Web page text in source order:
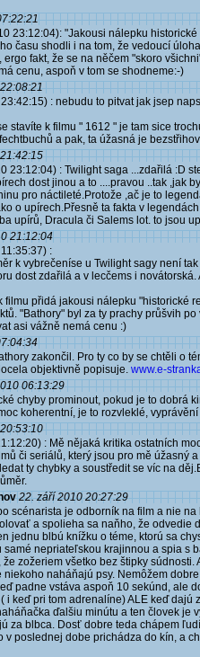
23:12:04): "Jakousi nálepku
času shodli i na tom, že vedoucí
fakt, že se na něčem "skoro
cenu, aspoň v tom se shodneme:-)
: nebudu to pitvat jak jsep
stavíte k filmu " 1612 " je tam sice
a pak, ta úžasná je
23:12:04) : Twilight saga ...zdařilá :D
dost jinou a to ....pravou ..tak ,jak
pro náctileté.Protože ,ač je to
o upírech.Přesně ta fakta v
upírů, Dracula či Salems lot. to jsou
21:12:04
:
k vybrečeníse u Twilight sagy není
dost zdařilá a v lecčems i
filmu přidá jakousi nálepku "historické
"Bathory" byl za ty prachy průšvih
asi vážně nemá cenu :)
zakončil. Pro ty co by se chtěli o
objektivně popisuje. www.e-
06:13:29
chyby prominout, pokud je to dobrá
koherentní, je to rozvleklé,
: Mě nějaká kritika ostatních
či seriálů, který jsou pro mě úžasný
ty chybky a soustředit se víc na
22. září 2010 20:27:29
scénarista je odborník na film a nie
a spolieha sa naňho, že odvedie
jednu blbú knížku o téme, ktorú sa
samé nepriateľskou krajinnou a spia s
že zožeriem všetko bez štipky
niekoho naháňajú psy. Nemôžem
padne vstáva aspoň 10 sekúnd, ale
i keď pri tom adrenalíne) ALE keď dajú
ďalšiu minútu a ten človek je
za blbca. Dosť dobre teda chápem
v poslednej dobe prichádza do kín, a